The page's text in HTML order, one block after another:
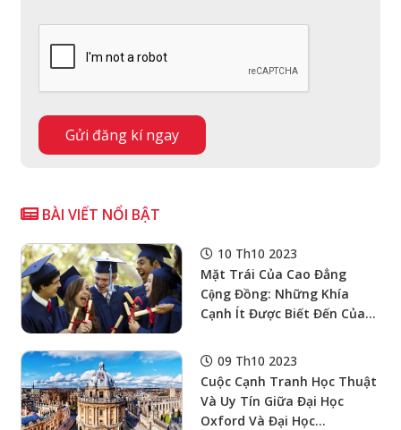
BÀI VIẾT NỔI BẬT
10 Th10 2023
Mặt Trái Của Cao Đẳng
Cộng Đồng: Những Khía
Cạnh Ít Được Biết Đến Của
Đồng Ở Hoa Kỳ Dành Cho
Phụ Huynh Việt Nam
09 Th10 2023
Cuộc Cạnh Tranh Học Thuật
Và Uy Tín Giữa Đại Học
Oxford Và Đại Học